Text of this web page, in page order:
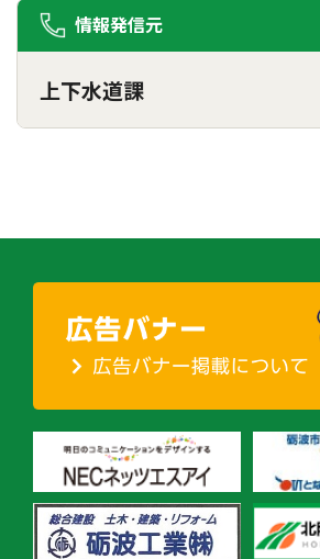
情報発信元
上下水道課